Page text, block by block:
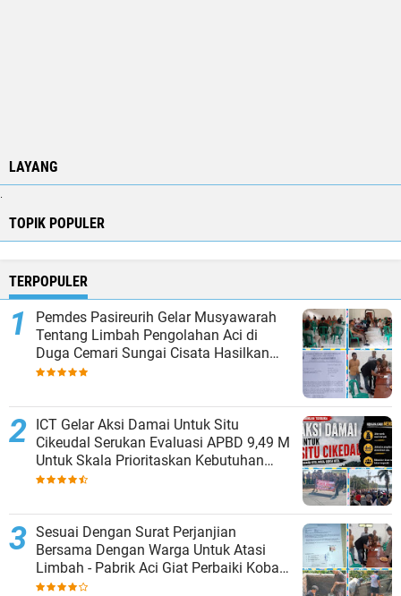
LAYANG
.
TOPIK POPULER
TERPOPULER
Pemdes Pasireurih Gelar Musyawarah
Tentang Limbah Pengolahan Aci di
Duga Cemari Sungai Cisata Hasilkan
Kesepakatan Tutup Sementara
ICT Gelar Aksi Damai Untuk Situ
Cikeudal Serukan Evaluasi APBD 9,49 M
Untuk Skala Prioritaskan Kebutuhan
Dasar Masyarakat Belum Saat nya
Sesuai Dengan Surat Perjanjian
Bersama Dengan Warga Untuk Atasi
Limbah - Pabrik Aci Giat Perbaiki Kobak
Penampungan Air